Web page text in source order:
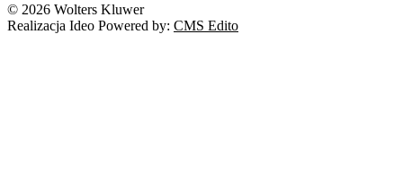
© 2026 Wolters Kluwer
Realizacja Ideo Powered by: CMS Edito